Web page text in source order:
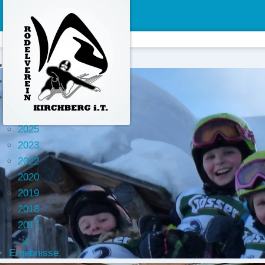
Aktuelles
Rodelbahn
Bilder
2026
2025
2023
2022
2020
2019
2018
2017
Ergebnisse